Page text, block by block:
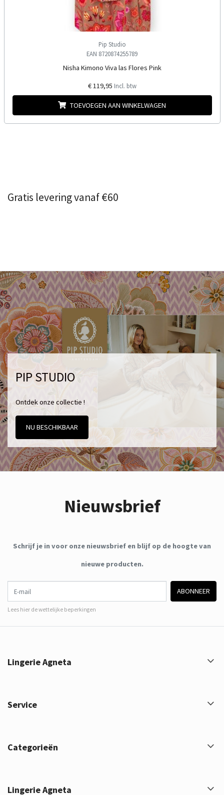
Pip Studio
EAN 8720874255789
Nisha Kimono Viva las Flores Pink
€ 119,95 Incl. btw
TOEVOEGEN AAN WINKELWAGEN
Gratis levering vanaf €60
PIP STUDIO
Ontdek onze collectie !
NU BESCHIKBAAR
Nieuwsbrief
Schrijf je in voor onze nieuwsbrief en blijf op de hoogte van
nieuwe producten.
ABONNEER
Lees hier de wettelijke beperkingen
Lingerie Agneta
Service
Categorieën
Lingerie Agneta